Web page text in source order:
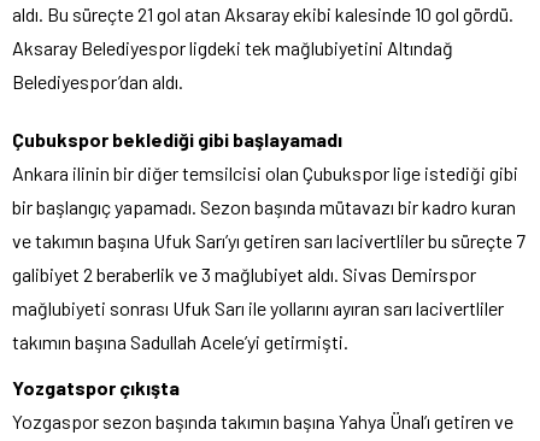
aldı. Bu süreçte 21 gol atan Aksaray ekibi kalesinde 10 gol gördü.
Aksaray Belediyespor ligdeki tek mağlubiyetini Altındağ
Belediyespor’dan aldı.
Çubukspor beklediği gibi başlayamadı
Ankara ilinin bir diğer temsilcisi olan Çubukspor lige istediği gibi
bir başlangıç yapamadı. Sezon başında mütavazı bir kadro kuran
ve takımın başına Ufuk Sarı’yı getiren sarı lacivertliler bu süreçte 7
galibiyet 2 beraberlik ve 3 mağlubiyet aldı. Sivas Demirspor
mağlubiyeti sonrası Ufuk Sarı ile yollarını ayıran sarı lacivertliler
takımın başına Sadullah Acele’yi getirmişti.
Yozgatspor çıkışta
Yozgaspor sezon başında takımın başına Yahya Ünal’ı getiren ve